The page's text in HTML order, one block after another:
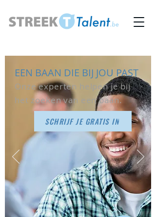
Onze experten helpen je bij
het zoeken van een baan.
SCHRIJF JE GRATIS IN
EEN BAAN DIE BIJ JOU PAST